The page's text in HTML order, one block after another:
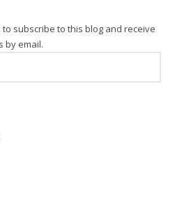
subscribe to this blog and receive
by email.